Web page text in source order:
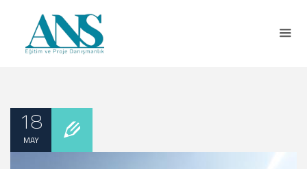
18
MAY